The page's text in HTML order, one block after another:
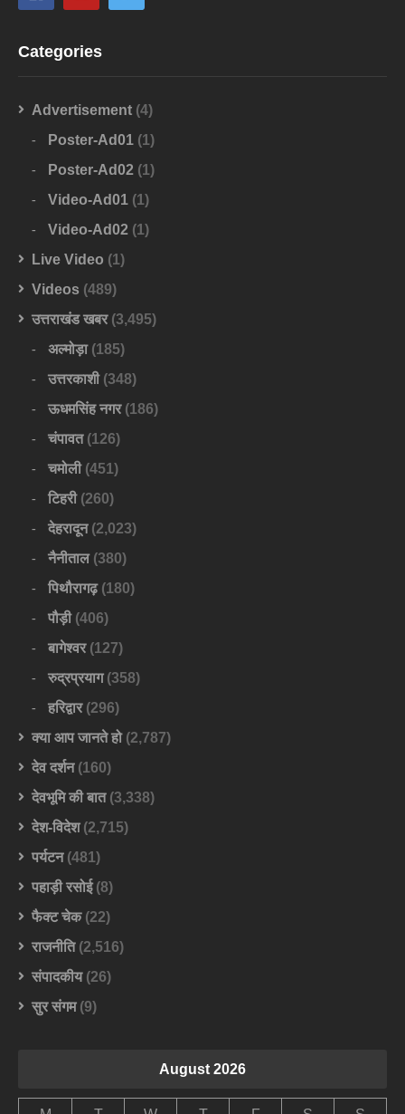
Categories
Advertisement (4)
Poster-Ad01 (1)
Poster-Ad02 (1)
Video-Ad01 (1)
Video-Ad02 (1)
Live Video (1)
Videos (489)
उत्तराखंड खबर(3,495)
अल्मोड़ा(185)
उत्तरकाशी(348)
ऊधमसिंह नगर(186)
चंपावत(126)
चमोली(451)
टिहरी(260)
देहरादून(2,023)
नैनीताल(380)
पिथौरागढ़(180)
पौड़ी(406)
बागेश्वर(127)
रुद्रप्रयाग(358)
हरिद्वार(296)
क्या आप जानते हो(2,787)
देव दर्शन(160)
देवभूमि की बात(3,338)
देश-विदेश(2,715)
पर्यटन(481)
पहाड़ी रसोई(8)
फैक्ट चेक(22)
राजनीति(2,516)
संपादकीय(26)
सुर संगम(9)
August 2026